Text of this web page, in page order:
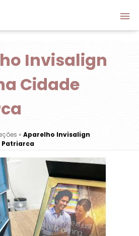
Invisalign
Cidade
» Aparelho Invisalign
Patriarca